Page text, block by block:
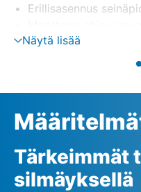
Erillisasennus
tyristorien avulla
Vaiheenvalvonta,
Ulkoinen 24 V:n
Näytä lisää
Tärkeimmät
silmäyksellä